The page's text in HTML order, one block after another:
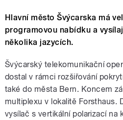
Hlavní město Švýcarska má
programovou nabídku a
několika jazycích.
Švýcarský telekomunikační
dostal v rámci rozšiřování
také do města Bern. Koncem
multiplexu v lokalitě Forsthaus.
vysílač s vertikální polarizací na